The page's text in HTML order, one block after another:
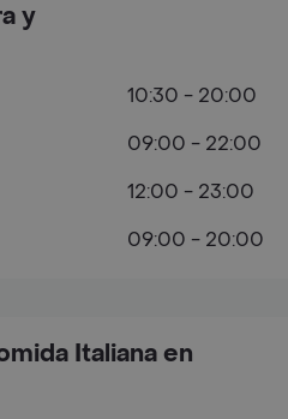
Italiana en
y
10:30 - 20:00
09:00 - 22:00
12:00 - 23:00
09:00 - 20:00